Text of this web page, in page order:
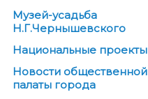
Музей-усадьба
Н.Г.Чернышевского
Национальные проекты
Новости общественной
палаты города